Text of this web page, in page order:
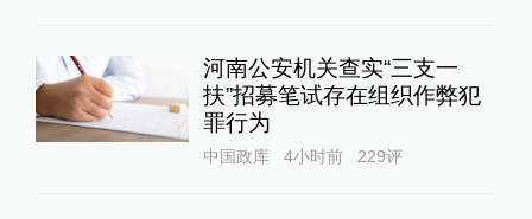
河南公安机关查实“三支一
扶”招募笔试存在组织作弊犯
罪行为
中国政库 4小时前 229评